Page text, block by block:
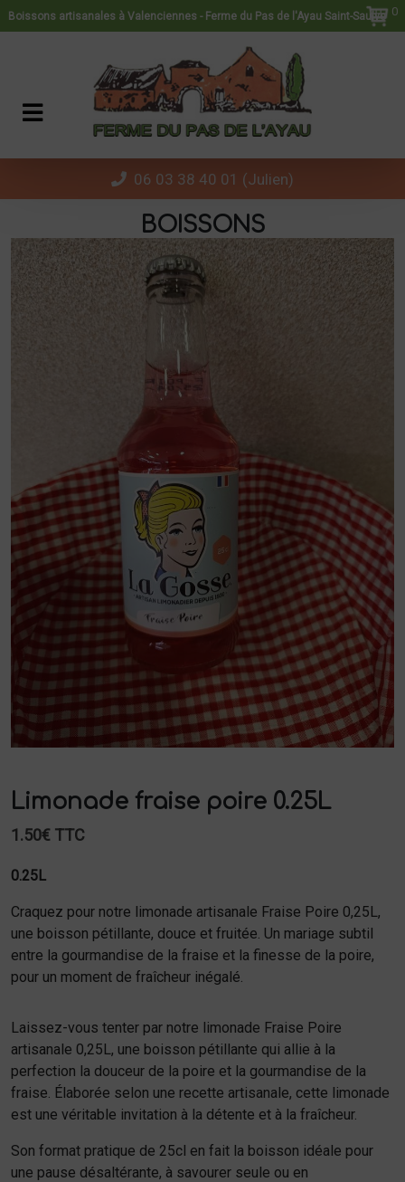
Boissons artisanales à Valenciennes - Ferme du Pas de l'Ayau Saint-Saulve 0
06 03 38 40 01 (Julien)
BOISSONS
Limonade fraise poire 0.25L
1.50€ TTC
0.25L
Craquez pour notre limonade artisanale Fraise Poire 0,25L,
une boisson pétillante, douce et fruitée. Un mariage subtil
entre la gourmandise de la fraise et la finesse de la poire,
pour un moment de fraîcheur inégalé.
Laissez-vous tenter par notre limonade Fraise Poire
artisanale 0,25L, une boisson pétillante qui allie à la
perfection la douceur de la poire et la gourmandise de la
fraise. Élaborée selon une recette artisanale, cette limonade
est une véritable invitation à la détente et à la fraîcheur.
Son format pratique de 25cl en fait la boisson idéale pour
une pause désaltérante, à savourer seule ou en
Panneau de gestion des cookies